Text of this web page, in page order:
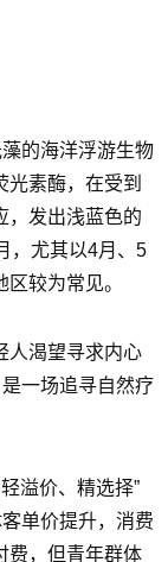
的海洋浮游生物
光素酶，在受到
，发出浅蓝色的
，尤其以4月、5
较为常见。
人渴望寻求内心
一场追寻自然疗
溢价、精选择”
单价提升，消费
费，但青年群体